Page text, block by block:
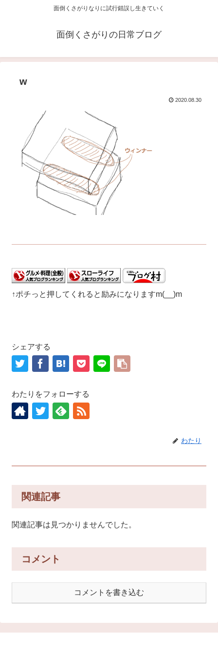
面倒くさがりなりに試行錯誤し生きていく
面倒くさがりの日常ブログ
w
2020.08.30
↑ポチっと押してくれると励みになりますm(__)m
シェアする
わたりをフォローする
わたり
関連記事
関連記事は見つかりませんでした。
コメント
コメントを書き込む